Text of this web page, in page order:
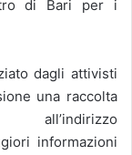
di Bari per i
dagli attivisti
una raccolta
informazioni